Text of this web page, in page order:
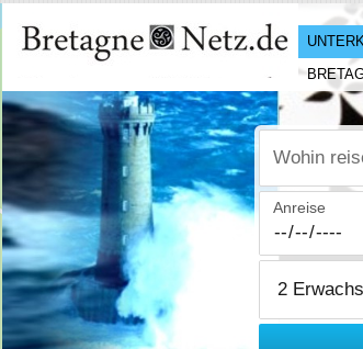
Wohin
Anreise